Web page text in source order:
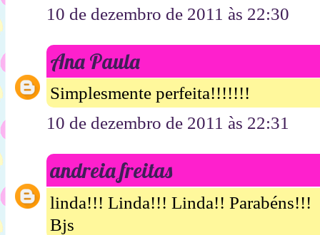
10 de dezembro de 2011 às 22:30
Ana Paula
Simplesmente perfeita!!!!!!!
10 de dezembro de 2011 às 22:31
andreia freitas
linda!!! Linda!!! Linda!! Parabéns!!!
Bjs